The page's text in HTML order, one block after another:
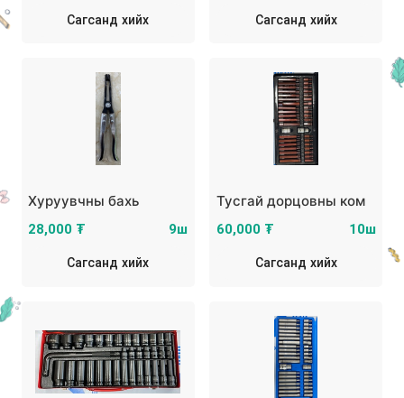
Сагсанд хийх Сагсанд хийх
Хуруувчны бахь
28,000 ₮ 9ш
Сагсанд хийх
Тусгай дорцовны ком
60,000 ₮ 10ш
Сагсанд хийх